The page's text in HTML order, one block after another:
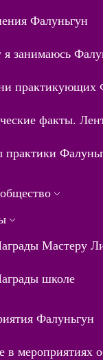
Фалуньгун
занимаюсь
практикующих
факты.
Мастеру
школе
Фалуньгун
в мероприятиях